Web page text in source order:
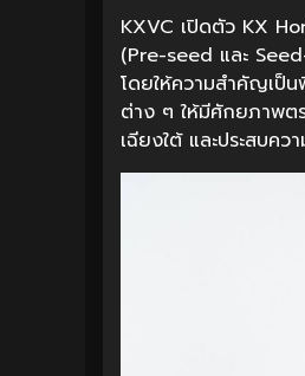
KXVC เปิดตัว KX
(Pre-seed และ
โดยให้ความสำคัญเป็
ต่าง ๆ ให้มีศักยภาพต
เฉียงใต้ และประสบค